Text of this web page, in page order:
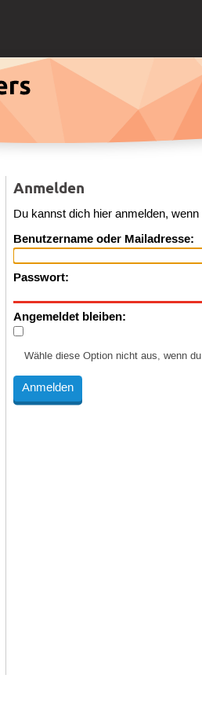
Anmelden
Du kannst dich hier anmelden, wenn
Benutzername oder Mailadresse:
Passwort:
Angemeldet bleiben:
Wähle diese Option nicht aus, wenn